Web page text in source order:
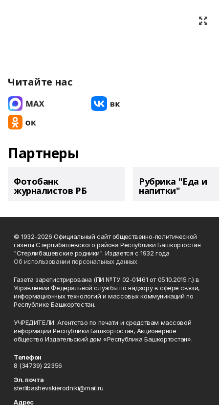
Читайте нас
Партнеры
Фотобанк
журналистов РБ
Рубрика "Еда и
напитки"
© 1932-2026 Официальный сайт общественно-политической
газеты Стерлибашевского района Республики Башкортостан
"Стерлибашевские родники". Издается с 1932 года
Об использовании персональных данных
Газета зарегистрирована (ПИ №ТУ 02-01461 от 05.10.2015 г.) в
Управлении Федеральной службы по надзору в сфере связи,
информационных технологий и массовых коммуникаций по
Республике Башкортостан.
УЧРЕДИТЕЛИ: Агентство по печати и средствам массовой
информации Республики Башкортостан, Акционерное
общество Издательский дом «Республика Башкортостан».
Телефон
8 (34739) 22356
Эл. почта
sterlibashevskierodniki@mail.ru
Адрес